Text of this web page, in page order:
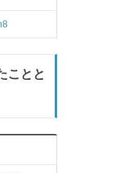
ことと